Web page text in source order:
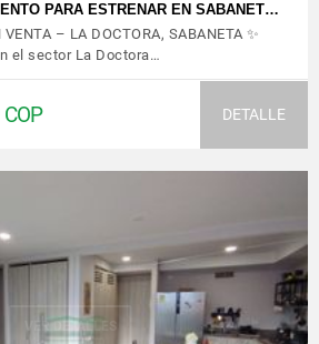
PARA ESTRENAR EN SABANET…
– LA DOCTORA, SABANETA ✨
el sector La Doctora…
COP DETALLE
VER DETALLES